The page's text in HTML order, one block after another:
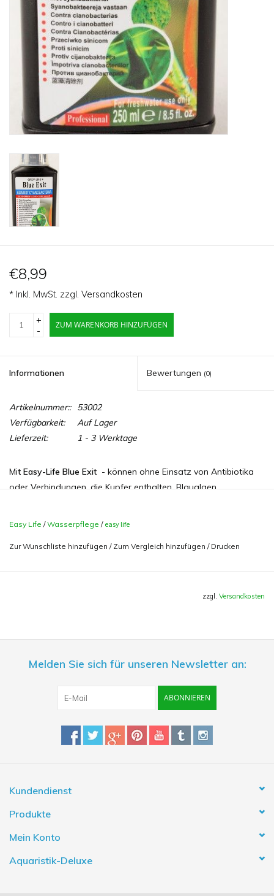
Geschenkideen
€8,99
* Inkl. MwSt. zzgl. Versandkosten
+
-
ZUM WARENKORB HINZUFÜGEN
Informationen Bewertungen (0)
Artikelnummer::
53002
Verfügbarkeit:
Auf Lager
Lieferzeit:
1 - 3 Werktage
Mit Easy-Life Blue Exit - können ohne Einsatz von Antibiotika
oder Verbindungen, die Kupfer enthalten, Blaualgen
stark verschmutzten Boden (Verrottung) oder einen zu
Gebrauch und unschädlich für Fische, Garnelen, Schnecken oder
Inhalt:250 ml
Easy Life /Wasserpflege / easy life
Zur Wunschliste hinzufügen / Zum Vergleich hinzufügen / Drucken
zzgl. Versandkosten
Melden Sie sich für unseren Newsletter an:
ABONNIEREN
Kundendienst
Produkte
Mein Konto
Aquaristik-Deluxe